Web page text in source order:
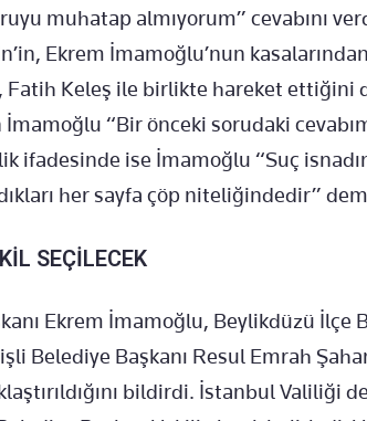
muhatap almıyorum” cevabını
Ekrem İmamoğlu’nun
Fatih Keleş ile birlikte hareket
“Bir önceki sorudaki
ifadesinde ise İmamoğlu “Suç
her sayfa çöp niteliğindedir”
SEÇİLECEK
Ekrem İmamoğlu, Beylikdüzü İlçe
Belediye Başkanı Resul Emrah
bildirdi. İstanbul Valiliği